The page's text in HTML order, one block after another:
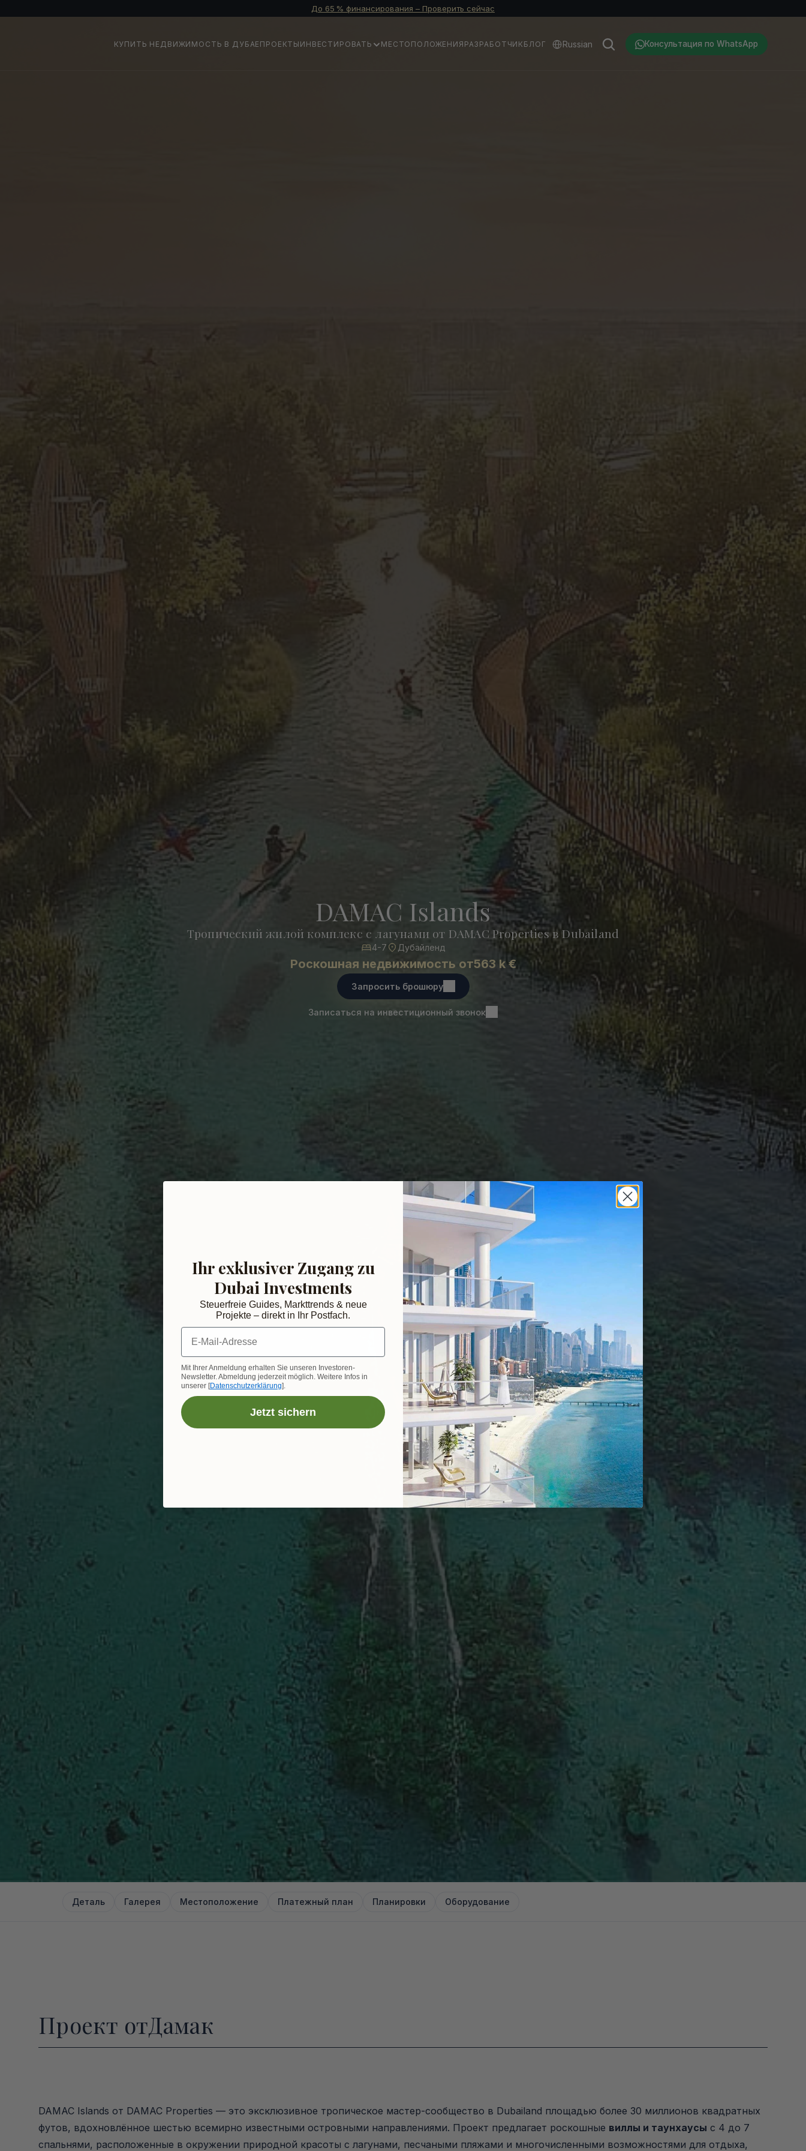
До 65 % финансирования – Проверить сейчас
КУПИТЬ НЕДВИЖИМОСТЬ В ДУБАЕ ПРОЕКТЫ ИНВЕСТИРОВАТЬ МЕСТОПОЛОЖЕНИЯ РАЗРАБОТЧИК БЛОГ Russian Консультация по WhatsApp
DAMAC Islands
Тропический жилой комплекс с лагунами от DAMAC Properties в Dubailand
4-7 Дубайленд
Роскошная недвижимость от563 k €
Запросить брошюру
Записаться на инвестиционный звонок
Деталь Галерея Местоположение Платежный план Планировки Оборудование
Проект отДамак
DAMAC Islands от DAMAC Properties — это эксклюзивное тропическое мастер-сообщество в Dubailand площадью более 30 миллионов квадратных
футов, вдохновлённое шестью всемирно известными островными направлениями. Проект предлагает роскошные виллы и таунхаусы с 4 до 7
спальнями, расположенные в окружении природной красоты с лагунами, песчаными пляжами и многочисленными возможностями для отдыха,
Ihr exklusiver Zugang zu
Dubai Investments
Steuerfreie Guides, Markttrends & neue
Projekte – direkt in Ihr Postfach.
E-Mail-Adresse
Mit Ihrer Anmeldung erhalten Sie unseren Investoren-
Newsletter. Abmeldung jederzeit möglich. Weitere Infos in
unserer [Datenschutzerklärung].
Jetzt sichern